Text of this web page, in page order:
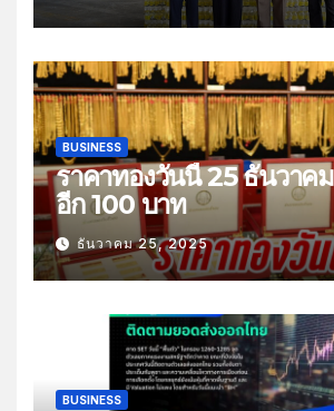
BUSINESS
ราคาทองวันนี้ 25 ธันวาค
อีก 100 บาท
ธันวาคม 25, 2025
BUSINESS